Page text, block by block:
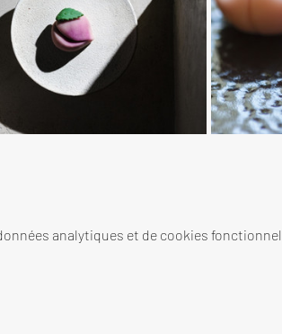
analytiques et de cookies